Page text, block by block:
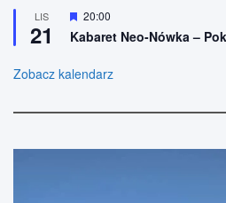
e
ż
n
n
LIS
21
W
y
r
ż
o
20:00
Kabaret Neo-Nówka –
Zobacz kalendarz